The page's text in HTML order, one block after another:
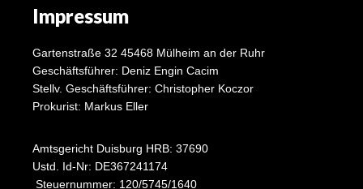
Impressum
Gartenstraße 32 45468 Mülheim an der Ruhr
Geschäftsführer: Deniz Engin Cacim
Stellv. Geschäftsführer: Christopher Koczor
Prokurist: Markus Eller
Amtsgericht Duisburg HRB: 37690
Ustd. Id-Nr: DE367241174
Steuernummer: 120/5745/1640